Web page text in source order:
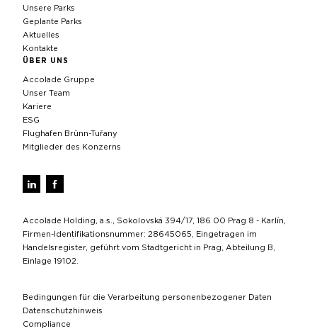
Unsere Parks
Geplante Parks
Aktuelles
Kontakte
ÜBER UNS
Accolade Gruppe
Unser Team
Kariere
ESG
Flughafen Brünn-Tuřany
Mitglieder des Konzerns
Accolade Holding, a.s., Sokolovská 394/17, 186 00 Prag 8 - Karlín,
Firmen-Identifikationsnummer: 28645065, Eingetragen im
Handelsregister, geführt vom Stadtgericht in Prag, Abteilung B,
Einlage 19102.
Bedingungen für die Verarbeitung personenbezogener Daten
Datenschutzhinweis
Compliance